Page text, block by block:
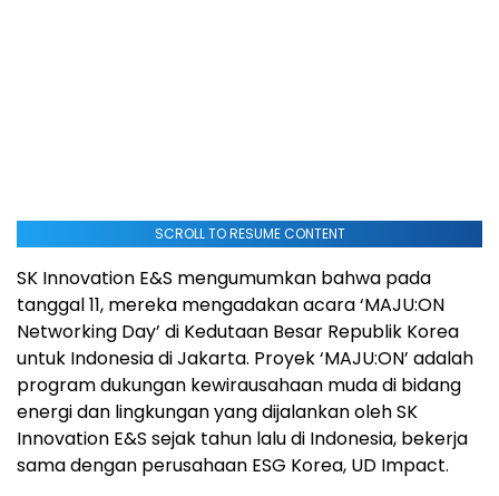
SCROLL TO RESUME CONTENT
SK Innovation E&S mengumumkan bahwa pada
tanggal 11, mereka mengadakan acara ‘MAJU:ON
Networking Day’ di Kedutaan Besar Republik Korea
untuk Indonesia di Jakarta. Proyek ‘MAJU:ON’ adalah
program dukungan kewirausahaan muda di bidang
energi dan lingkungan yang dijalankan oleh SK
Innovation E&S sejak tahun lalu di Indonesia, bekerja
sama dengan perusahaan ESG Korea, UD Impact.